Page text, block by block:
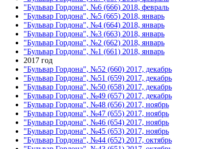
"Бульвар Гордона", №6 (666) 2018, февраль
"Бульвар Гордона", №5 (665) 2018, январь
"Бульвар Гордона", №4 (664) 2018, январь
"Бульвар Гордона", №3 (663) 2018, январь
"Бульвар Гордона", №2 (662) 2018, январь
"Бульвар Гордона", №1 (661) 2018, январь
2017 год
"Бульвар Гордона", №52 (660) 2017, декабрь
"Бульвар Гордона", №51 (659) 2017, декабрь
"Бульвар Гордона", №50 (658) 2017, декабрь
"Бульвар Гордона", №49 (657) 2017, декабрь
"Бульвар Гордона", №48 (656) 2017, ноябрь
"Бульвар Гордона", №47 (655) 2017, ноябрь
"Бульвар Гордона", №46 (654) 2017, ноябрь
"Бульвар Гордона", №45 (653) 2017, ноябрь
"Бульвар Гордона", №44 (652) 2017, октябрь